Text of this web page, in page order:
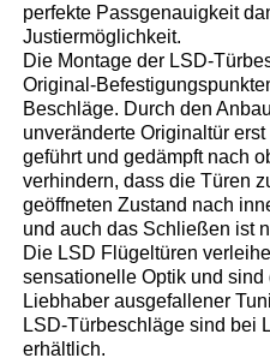
perfekte Passgenauigkeit
Justiermöglichkeit.
Die Montage der LSD-
Original-
Beschläge. Durch den
unveränderte Originaltür
geführt und gedämpft nach
verhindern, dass die Türen
geöffneten Zustand nach
und auch das Schließen ist
Die LSD Flügeltüren
sensationelle Optik und
Liebhaber ausgefallener
LSD-Türbeschläge sind bei
erhältlich.